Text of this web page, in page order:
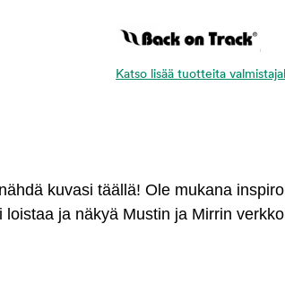
Katso lisää tuotteita
kuvasi täällä! Ole mukana
ja näkyä Mustin ja Mirrin